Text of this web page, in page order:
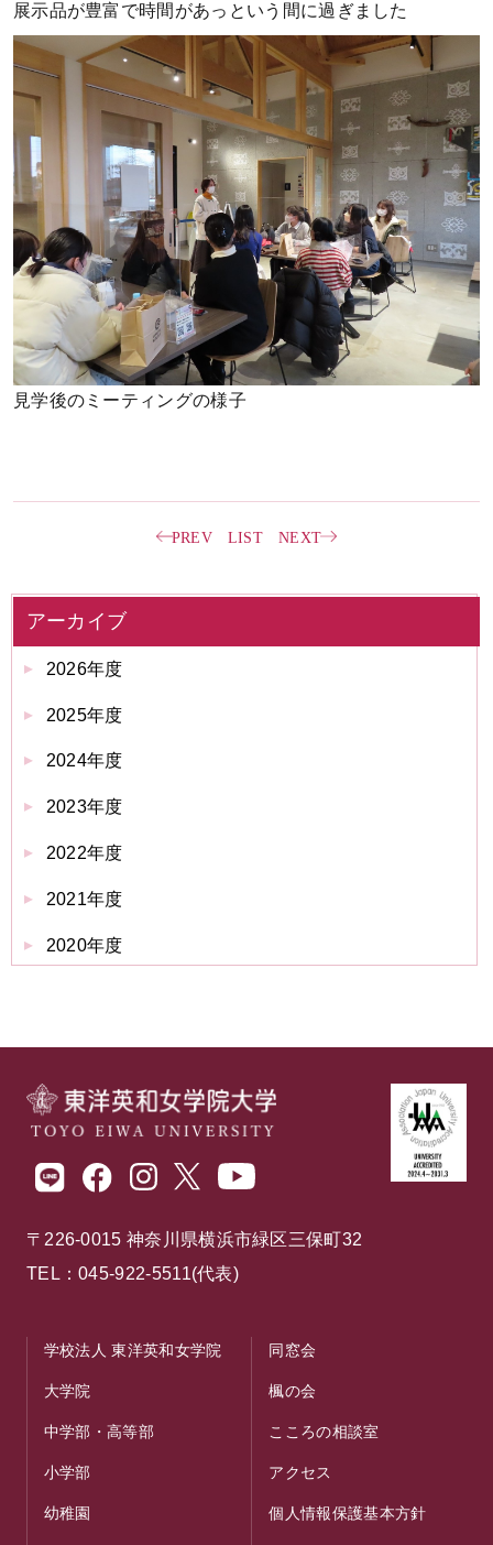
展示品が豊富で時間があっという間に過ぎました
見学後のミーティングの様子
PREV LIST NEXT
アーカイブ
2026年度
2025年度
2024年度
2023年度
2022年度
2021年度
2020年度
〒226-0015 神奈川県横浜市緑区三保町32
TEL：045-922-5511(代表)
学校法人 東洋英和女学院
大学院
中学部・高等部
小学部
幼稚園
同窓会
楓の会
こころの相談室
アクセス
個人情報保護基本方針